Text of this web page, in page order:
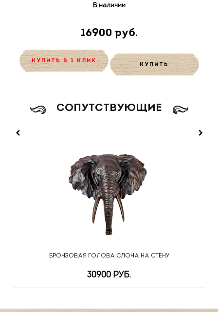
В наличии
16900 руб.
КУПИТЬ В 1 КЛИК
КУПИТЬ
CОПУТСТВУЮЩИЕ
БРОНЗОВАЯ ГОЛОВА СЛОНА НА СТЕНУ
30900 РУБ.